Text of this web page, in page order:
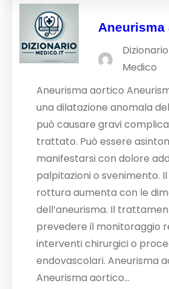
Aneurisma
Dizionario
Medico
Aneurisma aortico
una dilatazione anomala
può causare gravi
trattato. Può essere
manifestarsi con dolore
palpitazioni o svenimento.
rottura aumenta con le
dell’aneurisma. Il
prevedere il monitoraggio
interventi chirurgici o
endovascolari. Aneurisma
Aneurisma aortico…